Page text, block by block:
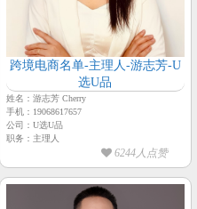
跨境电商名单-主理人-游志芳-U
选U品
姓名：游志芳 Cherry
手机：19068617657
公司：U选U品
职务：主理人
6244人点赞